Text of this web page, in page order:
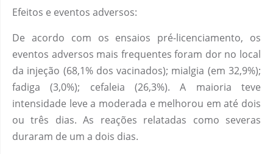
Efeitos e eventos adversos:
De acordo com os ensaios pré-licenciamento, os
eventos adversos mais frequentes foram dor no local
da injeção (68,1% dos vacinados); mialgia (em 32,9%);
fadiga (3,0%); cefaleia (26,3%). A maioria teve
intensidade leve a moderada e melhorou em até dois
ou três dias. As reações relatadas como severas
duraram de um a dois dias.